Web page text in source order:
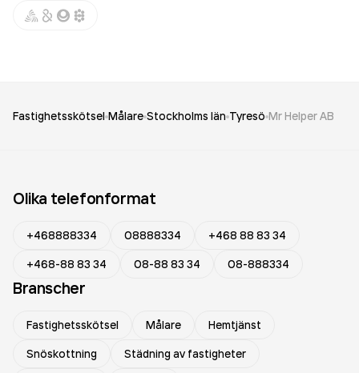
Fastighetsskötsel Målare Stockholms län Tyresö Mr Helper AB
Olika telefonformat
+468888334 08888334
+468 88 83 34
+468-88 83 34
08-88 83 34 08-888334
Branscher
Fastighetsskötsel Målare
Hemtjänst
Snöskottning
Städning av fastigheter